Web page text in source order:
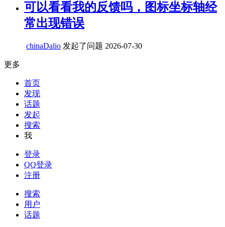
可以看看我的反馈吗，图标坐标轴经
常出现错误
chinaDalio 发起了问题 2026-07-30
更多
首页
发现
话题
发起
搜索
我
登录
QQ登录
注册
搜索
用户
话题